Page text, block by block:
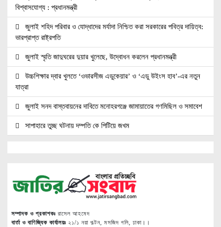
বিশ্বাসযোগ্য : প্রধানমন্ত্রী
জুলাই শহিদ পরিবার ও যোদ্ধাদের মর্যাদা নিশ্চিত করা সরকারের পবিত্র দায়িত্ব:
ভারপ্রাপ্ত রাষ্ট্রপতি
জুলাই স্মৃতি জাদুঘরের দুয়ার খুলেছে, উদ্বোধন করলেন প্রধানমন্ত্রী
উচ্চশিক্ষার দ্বার খুলতে ‘ওভারসীজ এডুকেয়ার’ ও ‘এডু উইংস হাব’-এর নতুন
যাত্রা
জুলাই সনদ বাস্তবায়নের দাবিতে মনোহরগঞ্জে জামায়াতের গণমিছিল ও সমাবেশ
সাপাহারে তুচ্ছ ঘটনায় দম্পতি কে পিটিয়ে জখম
জাতিসংঘের হিসাব ও সরকারি গেজেটের বাইরে থাকা ৫৬৪ নিহতের পরিচয়
আগামী ৭ আগস্ট অনুরাগের প্রথম প্রতিষ্ঠাবার্ষিকী
সম্পাদক ও প্রকাশকঃ রাসেল আহমেদ
বার্তা ও বাণিজ্যিক কার্যালয়ঃ ২১/১ নয়া পল্টন, মসজিদ গলি, ঢাকা।।